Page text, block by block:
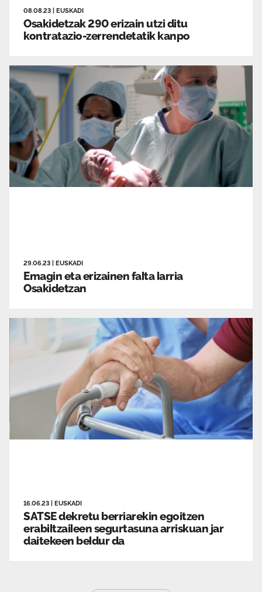
08.08.23 EUSKADI
Osakidetzak 290 erizain utzi ditu
kontratazio-zerrendetatik kanpo
29.06.23 EUSKADI
Emagin eta erizainen falta larria
Osakidetzan
16.06.23 EUSKADI
SATSE dekretu berriarekin egoitzen
erabiltzaileen segurtasuna arriskuan jar
daitekeen beldur da